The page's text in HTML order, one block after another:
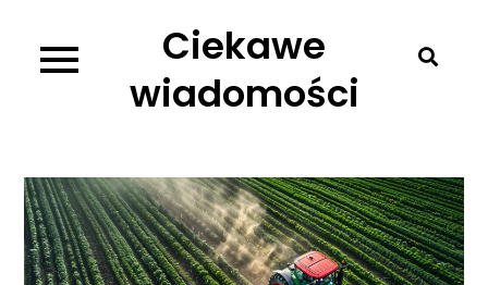
content
Ciekawe
wiadomości